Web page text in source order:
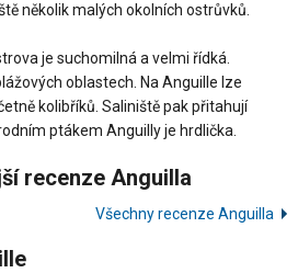
několik malých okolních ostrůvků.
je suchomilná a velmi řídká.
oblastech. Na Anguille lze
kolibříků. Saliniště pak přitahují
ptákem Anguilly je hrdlička.
recenze Anguilla
Všechny recenze Anguilla